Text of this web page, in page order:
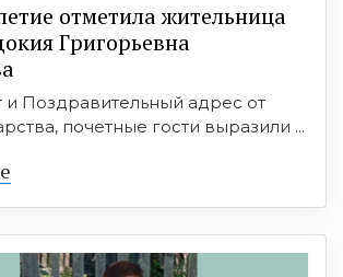
отметила жительница
Григорьевна
и Поздравительный адрес от
почетные гости выразили ...